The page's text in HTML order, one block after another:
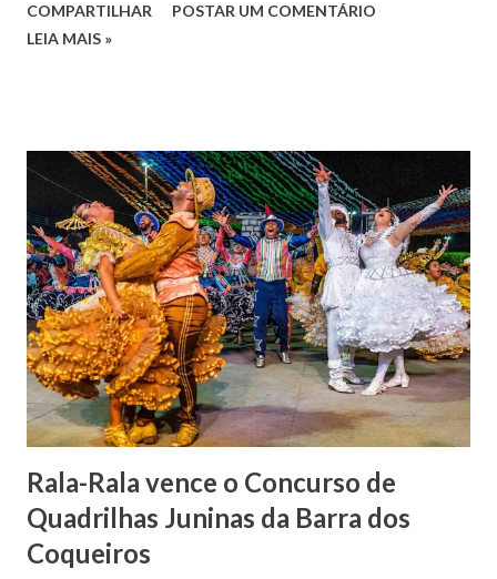
José de Faro Leitão, porém o casamento acabou com o
indiciamento para apropriar-se da volumosa herança. Em
1862, transferiu-se para o Rio de Janeiro e casou-se com
uma irmã do Visconde de Uruguai. O Barão de Maruim
apresentou uma grande dedicação à atividade agrícola, que
lhe proporcionou uma grande reserva financeira. João
Gomes de Melo mandou construir a Igreja Matriz de Nosso
Senhor Bom Jesus dos Passos, que foi inaugurada em 1862 e
doada ao vigário Pe. José Joaquim de Vasconcelos. A Igreja
Matriz...
COMPARTILHAR
POSTAR UM COMENTÁRIO
LEIA MAIS »
Rala-Rala vence o Concurso de
Quadrilhas Juninas da Barra dos
Coqueiros